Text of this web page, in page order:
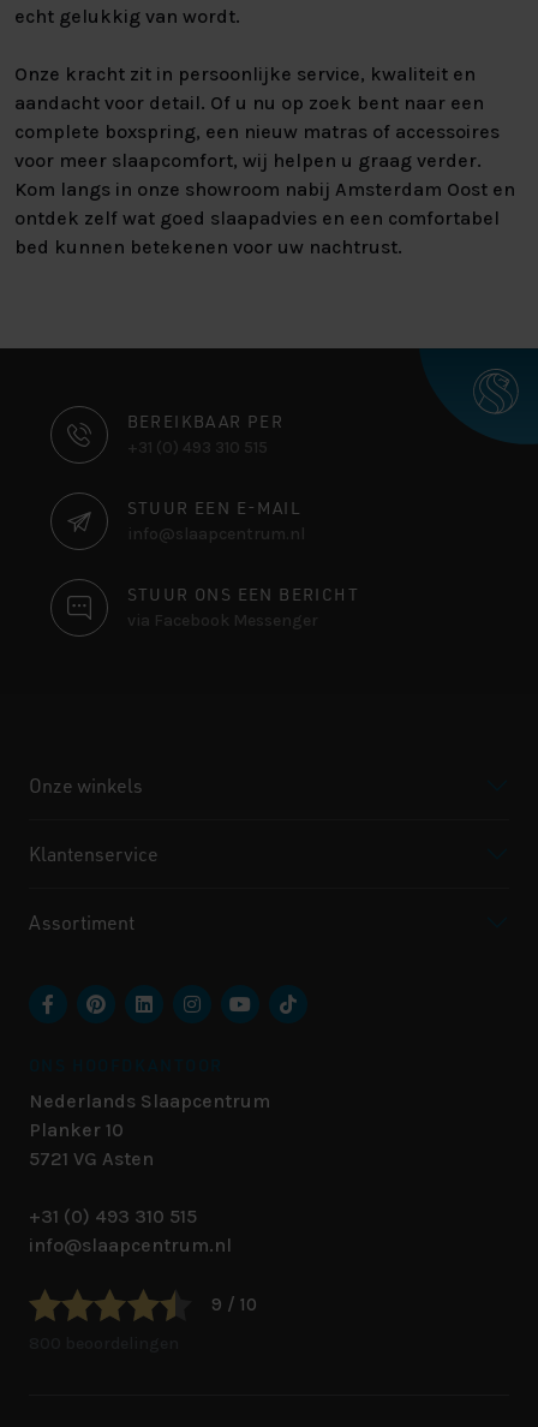
echt gelukkig van wordt.
Onze kracht zit in persoonlijke service, kwaliteit en
aandacht voor detail. Of u nu op zoek bent naar een
complete boxspring, een nieuw matras of accessoires
voor meer slaapcomfort, wij helpen u graag verder.
Kom langs in onze showroom nabij Amsterdam Oost en
ontdek zelf wat goed slaapadvies en een comfortabel
bed kunnen betekenen voor uw nachtrust.
CONTACT
INFORMATIE
BEREIKBAAR PER
+31 (0) 493 310 515
STUUR EEN E-MAIL
info@slaapcentrum.nl
STUUR ONS EEN BERICHT
via Facebook Messenger
Onze winkels
Klantenservice
Assortiment
Nederlands Slaapcentrum
Planker 10
5721 VG Asten
+31 (0) 493 310 515
info@slaapcentrum.nl
9 / 10